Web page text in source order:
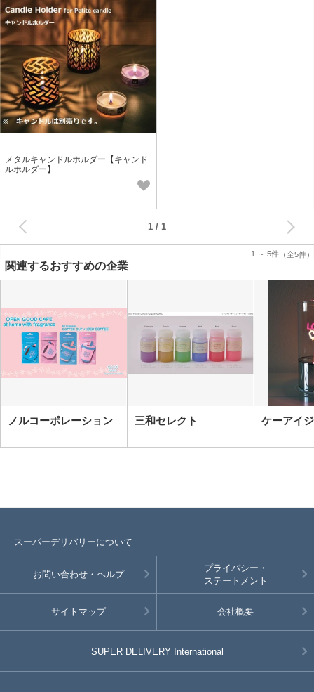
メタルキャンドルホルダー【キャンド
ルホルダー】
1 ～ 5件 （全5件）
1
関連するおすすめの企業
ノルコーポレーション 三和セレクト ケーアイ
スーパーデリバリーについて
お問い合わせ・ヘルプ
プライバシー・
ステートメント
サイトマップ 会社概要
SUPER DELIVERY International